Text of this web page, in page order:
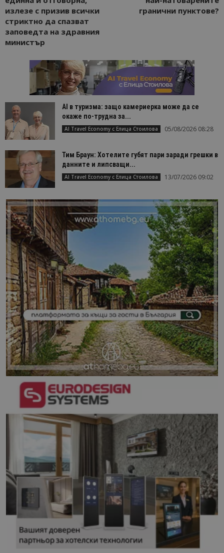
излезе с призив всички
стриктно да спазват
заповедта на здравния
министър
гранични пунктове?
AI в туризма: защо камериерка може да се
окаже по-трудна за...
AI Travel Economy с Елица Стоилова 05/08/2026 08:28
Тим Браун: Хотелите губят пари заради грешки в
данните и липсващи...
AI Travel Economy с Елица Стоилова 13/07/2026 09:02